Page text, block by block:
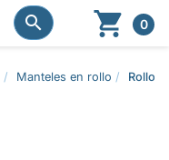

  0
Manteles en rollo Rollo